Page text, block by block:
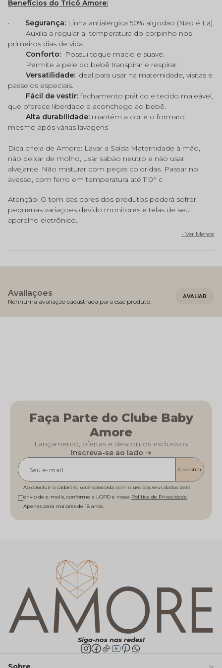
Benefícios do Tricô Amore:
· Segurança: Linha antialérgica 50% algodão (Não é Lã).
Auxilia a regular a temperatura do corpinho nos
primeiros dias de vida.
Conforto: Possui toque macio e suave.
Permite a pele do bebê transpirar e respirar.
Versatilidade: ideal para usar na maternidade, visitas e
passeios especiais.
Fácil de vestir: fechamento prático e tecido maleável,
que oferece liberdade e aconchego ao bebê.
Alta durabilidade: mantém a cor e o formato
mesmo após várias lavagens
.
Dica cheia de Amore: Lavar a Saída Maternidade à mão,
não deixar de molho, usar sabão neutro e não usar
alvejante. Não misturar com peças coloridas. Passar no
avesso, com ferro em temperatura até 110° c
Atenção: O tom das cores dos produtos poderá sofrer
pequenas variações devido monitores e telas de seu
aparelho eletrônico.
Avaliações
Nenhuma avaliação cadastrada para esse produto.
Faça Parte do Clube Baby
Amore
Lançamento, ofertas e descontos exclusivos
Inscreva-se ao lado ⇾
Cadastrar
Ao concluir o cadastro, você concorda com o uso dos seus dados para
envio de e-mails, conforme a LGPD e nossa Política de Privacidade
Siga-nos nas redes!